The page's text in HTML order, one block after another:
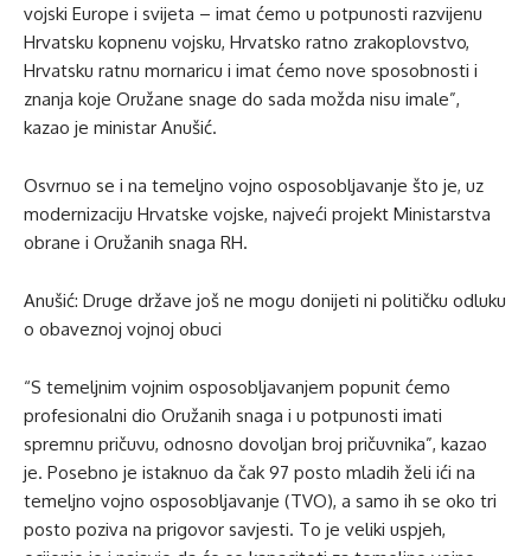
vojski Europe i svijeta – imat ćemo u potpunosti razvijenu
Hrvatsku kopnenu vojsku, Hrvatsko ratno zrakoplovstvo,
Hrvatsku ratnu mornaricu i imat ćemo nove sposobnosti i
znanja koje Oružane snage do sada možda nisu imale”,
kazao je ministar Anušić.
Osvrnuo se i na temeljno vojno osposobljavanje što je, uz
modernizaciju Hrvatske vojske, najveći projekt Ministarstva
obrane i Oružanih snaga RH.
Anušić: Druge države još ne mogu donijeti ni političku odluku
o obaveznoj vojnoj obuci
“S temeljnim vojnim osposobljavanjem popunit ćemo
profesionalni dio Oružanih snaga i u potpunosti imati
spremnu pričuvu, odnosno dovoljan broj pričuvnika”, kazao
je. Posebno je istaknuo da čak 97 posto mladih želi ići na
temeljno vojno osposobljavanje (TVO), a samo ih se oko tri
posto poziva na prigovor savjesti. To je veliki uspjeh,